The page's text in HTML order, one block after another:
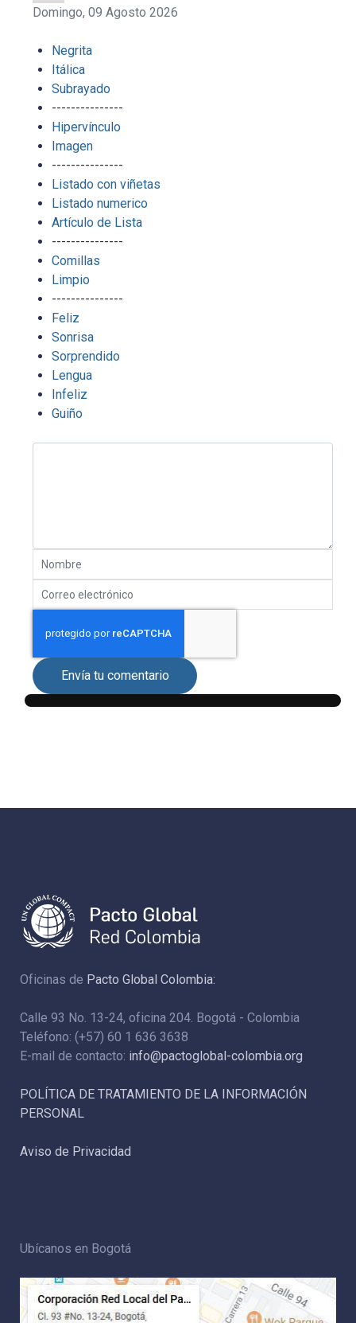
Domingo, 09 Agosto 2026
Negrita
Itálica
Subrayado
---------------
Hipervínculo
Imagen
---------------
Listado con viñetas
Listado numerico
Artículo de Lista
---------------
Comillas
Limpio
---------------
Feliz
Sonrisa
Sorprendido
Lengua
Infeliz
Guiño
Envía tu comentario
Oficinas de Pacto Global Colombia:
Calle 93 No. 13-24, oficina 204. Bogotá - Colombia
Teléfono: (+57) 60 1 636 3638
E-mail de contacto: info@pactoglobal-colombia.org
POLÍTICA DE TRATAMIENTO DE LA INFORMACIÓN
PERSONAL
Aviso de Privacidad
Ubícanos en Bogotá